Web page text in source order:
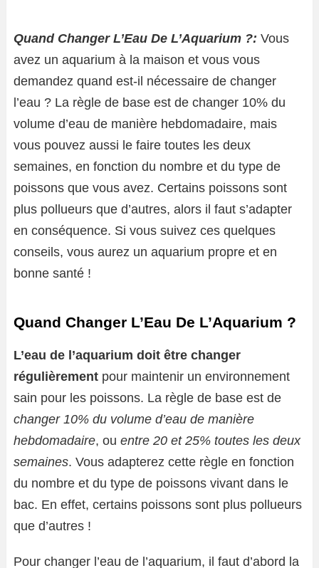
Quand Changer L’Eau De L’Aquarium ?: Vous
avez un aquarium à la maison et vous vous
demandez quand est-il nécessaire de changer
l’eau ? La règle de base est de changer 10% du
volume d’eau de manière hebdomadaire, mais
vous pouvez aussi le faire toutes les deux
semaines, en fonction du nombre et du type de
poissons que vous avez. Certains poissons sont
plus pollueurs que d’autres, alors il faut s’adapter
en conséquence. Si vous suivez ces quelques
conseils, vous aurez un aquarium propre et en
bonne santé !
Quand Changer L’Eau De L’Aquarium ?
L’eau de l’aquarium doit être changer
régulièrement pour maintenir un environnement
sain pour les poissons. La règle de base est de
changer 10% du volume d’eau de manière
hebdomadaire, ou entre 20 et 25% toutes les deux
semaines. Vous adapterez cette règle en fonction
du nombre et du type de poissons vivant dans le
bac. En effet, certains poissons sont plus pollueurs
que d’autres !
Pour changer l’eau de l’aquarium, il faut d’abord la